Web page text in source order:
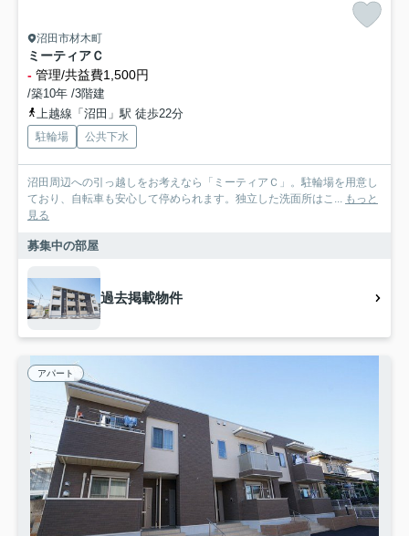
沼田市材木町
ミーティアＣ
- 管理/共益費1,500円
/築10年 /3階建
上越線「沼田」駅 徒歩22分
駐輪場 公共下水
沼田周辺への引っ越しをお考えなら「ミーティアＣ」。駐輪場を用意し
ており、自転車も安心して停められます。独立した洗面所はこ... もっと
見る
募集中の部屋
過去掲載物件
アパート